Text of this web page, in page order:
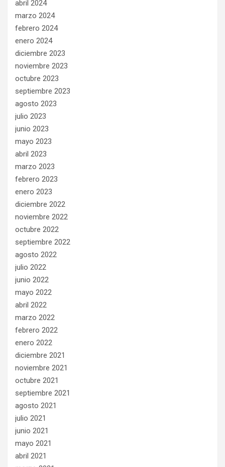
abril 2024
marzo 2024
febrero 2024
enero 2024
diciembre 2023
noviembre 2023
octubre 2023
septiembre 2023
agosto 2023
julio 2023
junio 2023
mayo 2023
abril 2023
marzo 2023
febrero 2023
enero 2023
diciembre 2022
noviembre 2022
octubre 2022
septiembre 2022
agosto 2022
julio 2022
junio 2022
mayo 2022
abril 2022
marzo 2022
febrero 2022
enero 2022
diciembre 2021
noviembre 2021
octubre 2021
septiembre 2021
agosto 2021
julio 2021
junio 2021
mayo 2021
abril 2021